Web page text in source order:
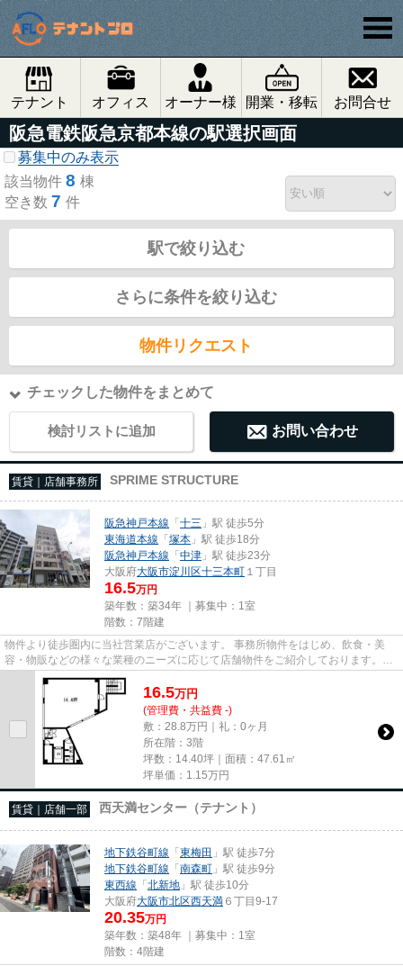
テナント オフィス オーナー様 開業・移転 お問合せ
阪急電鉄阪急京都本線の駅選択画面
募集中のみ表示
該当物件 8 棟
空き数 7 件
駅で絞り込む
さらに条件を絞り込む
物件リクエスト
チェックした物件をまとめて
検討リストに追加 お問い合わせ
賃貸｜店舗事務所 SPRIME STRUCTURE
阪急神戸本線 「十三 」駅 徒歩5分
東海道本線 「塚本 」駅 徒歩18分
阪急神戸本線 「中津 」駅 徒歩23分
大阪府大阪市淀川区十三本町 １丁目
16.5万円
築年数：築34年 ｜募集中： 1室
階数：7階建
物件より徒歩圏内に当社営業店がございます。 事務所物件をはじめ、飲食・美
容・物販などの様々な業種のニーズに応じて店舗物件をご紹介しております。
尚、弊社ではおとり広告は一切...
16.5万円
(管理費・共益費 -)
敷：28.8万円｜礼：0ヶ月
所在階：3階
坪数：14.40坪｜面積：47.61㎡
坪単価： 1.15万円
賃貸｜店舗一部 西天満センター（テナント）
地下鉄谷町線 「東梅田 」駅 徒歩7分
地下鉄谷町線 「南森町 」駅 徒歩9分
東西線 「北新地 」駅 徒歩10分
大阪府大阪市北区西天満 ６丁目9-17
20.35万円
築年数：築48年 ｜募集中： 1室
階数：4階建